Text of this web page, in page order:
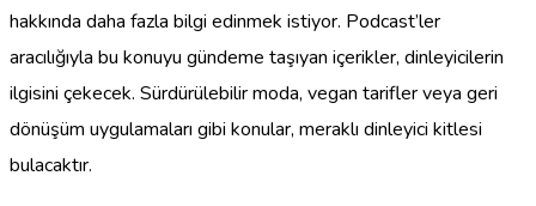
hakkında daha fazla bilgi edinmek istiyor. Podcast’ler
aracılığıyla bu konuyu gündeme taşıyan içerikler, dinleyicilerin
ilgisini çekecek. Sürdürülebilir moda, vegan tarifler veya geri
dönüşüm uygulamaları gibi konular, meraklı dinleyici kitlesi
bulacaktır.